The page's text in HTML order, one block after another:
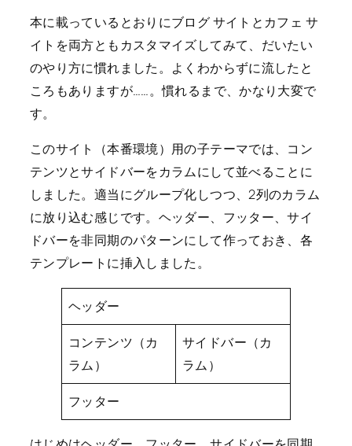
本に載っているとおりにブログ サイトとカフェ サ
イトを両方ともカスタマイズしてみて、だいたい
のやり方に慣れました。よくわからずに流したと
ころもありますが……。慣れるまで、かなり大変で
す。
このサイト（本番環境）用の子テーマでは、コン
テンツとサイドバーをカラムにして並べることに
しました。適当にグループ化しつつ、2列のカラム
に放り込む感じです。ヘッダー、フッター、サイ
ドバーを非同期のパターンにして作っておき、各
テンプレートに挿入しました。
ヘッダー
コンテンツ（カ
ラム）
サイドバー（カ
ラム）
フッター